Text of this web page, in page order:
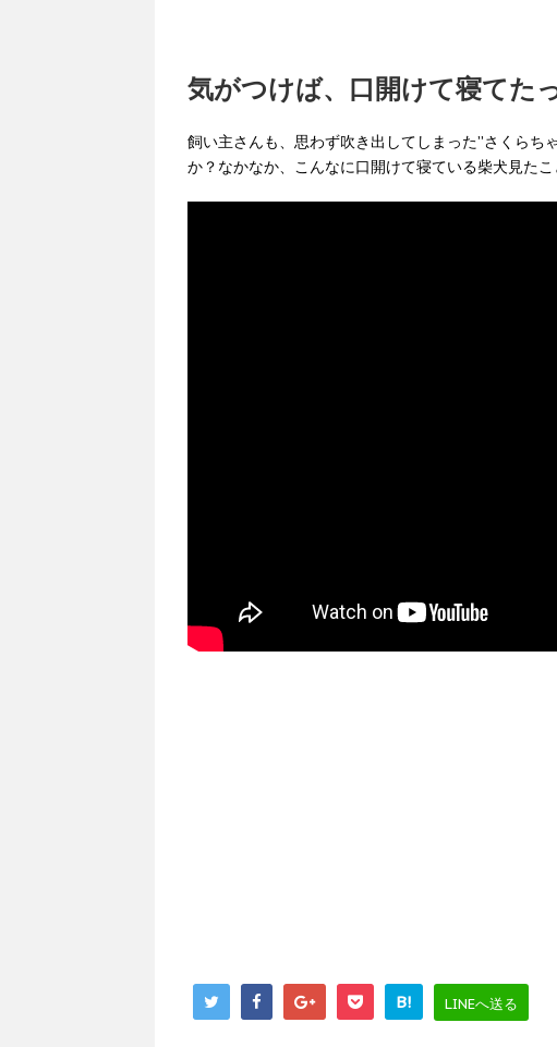
気がつけば、口開けて寝てた
飼い主さんも、思わず吹き出してしまった”さくら
か？なかなか、こんなに口開けて寝ている柴犬見た
B! LINEへ送る